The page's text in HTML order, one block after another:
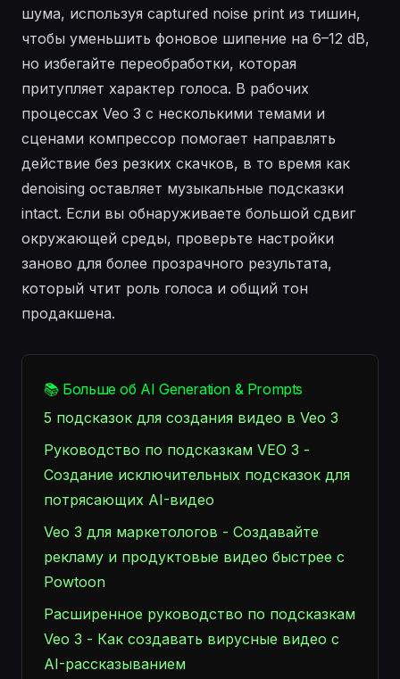
шума, используя captured noise print из тишин,
чтобы уменьшить фоновое шипение на 6–12 dB,
но избегайте переобработки, которая
притупляет характер голоса. В рабочих
процессах Veo 3 с несколькими темами и
сценами компрессор помогает направлять
действие без резких скачков, в то время как
denoising оставляет музыкальные подсказки
intact. Если вы обнаруживаете большой сдвиг
окружающей среды, проверьте настройки
заново для более прозрачного результата,
который чтит роль голоса и общий тон
продакшена.
📚 Больше об AI Generation & Prompts
5 подсказок для создания видео в Veo 3
Руководство по подсказкам VEO 3 -
Создание исключительных подсказок для
потрясающих AI-видео
Veo 3 для маркетологов - Создавайте
рекламу и продуктовые видео быстрее с
Powtoon
Расширенное руководство по подсказкам
Veo 3 - Как создавать вирусные видео с
AI-рассказыванием